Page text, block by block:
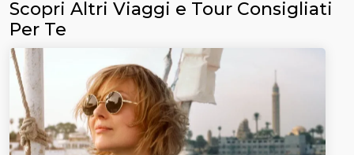
Scopri Altri Viaggi e Tour Consigliati
Per Te